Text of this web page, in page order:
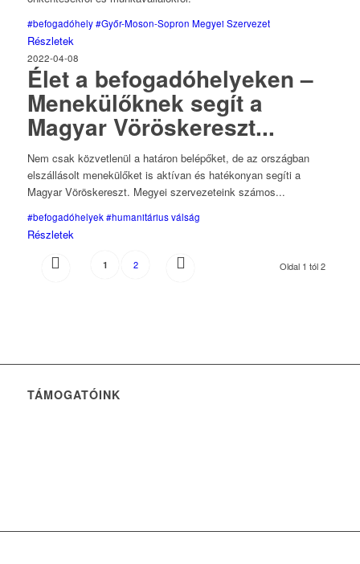
#befogadóhely #Győr-Moson-Sopron Megyei Szervezet
Részletek
2022-04-08
Élet a befogadóhelyeken –
Menekülőknek segít a
Magyar Vöröskereszt...
Nem csak közvetlenül a határon belépőket, de az országban
elszállásolt menekülőket is aktívan és hatékonyan segíti a
Magyar Vöröskereszt. Megyei szervezeteink számos...
#befogadóhelyek #humanitárius válság
Részletek
Oldal 1 tól 2
1 2
TÁMOGATÓINK